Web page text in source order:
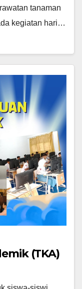
tanaman
kegiatan hari…
(TKA)